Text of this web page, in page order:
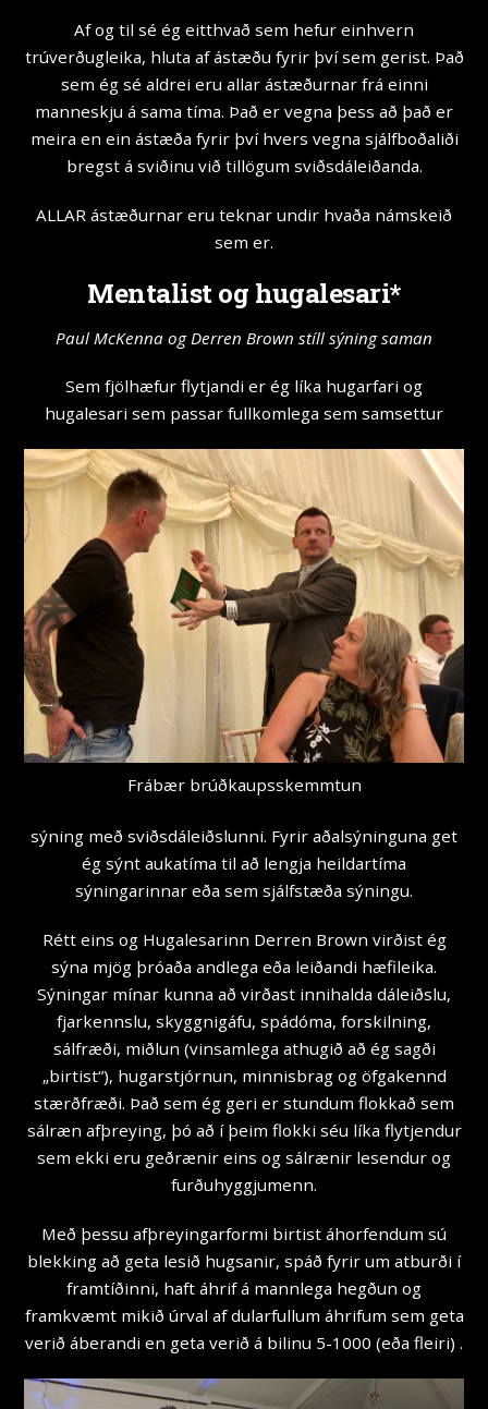
Af og til sé ég eitthvað sem hefur einhvern
trúverðugleika, hluta af ástæðu fyrir því sem gerist. Það
sem ég sé aldrei eru allar ástæðurnar frá einni
manneskju á sama tíma. Það er vegna þess að það er
meira en ein ástæða fyrir því hvers vegna sjálfboðaliði
bregst á sviðinu við tillögum sviðsdáleiðanda.
ALLAR ástæðurnar eru teknar undir hvaða námskeið
sem er.
Mentalist og hugalesari*
Paul McKenna og Derren Brown stíll sýning saman
Sem fjölhæfur flytjandi er ég líka hugarfari og
hugalesari sem passar fullkomlega sem samsettur
Frábær brúðkaupsskemmtun
sýning með sviðsdáleiðslunni. Fyrir aðalsýninguna get
ég sýnt aukatíma til að lengja heildartíma
sýningarinnar eða sem sjálfstæða sýningu.
Rétt eins og Hugalesarinn Derren Brown virðist ég
sýna mjög þróaða andlega eða leiðandi hæfileika.
Sýningar mínar kunna að virðast innihalda dáleiðslu,
fjarkennslu, skyggnigáfu, spádóma, forskilning,
sálfræði, miðlun (vinsamlega athugið að ég sagði
„birtist“), hugarstjórnun, minnisbrag og öfgakennd
stærðfræði. Það sem ég geri er stundum flokkað sem
sálræn afþreying, þó að í þeim flokki séu líka flytjendur
sem ekki eru geðrænir eins og sálrænir lesendur og
furðuhyggjumenn.
Með þessu afþreyingarformi birtist áhorfendum sú
blekking að geta lesið hugsanir, spáð fyrir um atburði í
framtíðinni, haft áhrif á mannlega hegðun og
framkvæmt mikið úrval af dularfullum áhrifum sem geta
verið áberandi en geta verið á bilinu 5-1000 (eða fleiri) .